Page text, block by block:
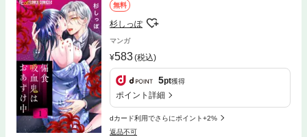
無料
杉しっぽ
マンガ
583(税込)
5pt獲得
ポイント詳細
dカード利用でさらにポイント+2%
返品不可